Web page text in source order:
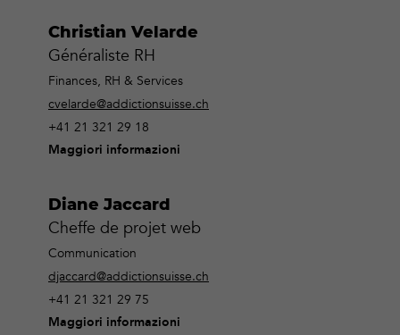
Christian Velarde
Généraliste RH
Finances, RH & Services
cvelarde@addictionsuisse.ch
+41 21 321 29 18
Maggiori informazioni
Diane Jaccard
Cheffe de projet web
Communication
djaccard@addictionsuisse.ch
+41 21 321 29 75
Maggiori informazioni